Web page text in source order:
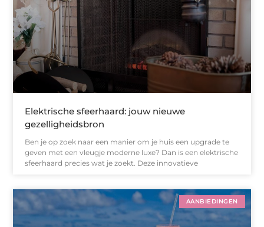
Elektrische sfeerhaard: jouw nieuwe
gezelligheidsbron
Ben je op zoek naar een manier om je huis een upgrade te
geven met een vleugje moderne luxe? Dan is een elektrische
sfeerhaard precies wat je zoekt. Deze innovatieve
AANBIEDINGEN